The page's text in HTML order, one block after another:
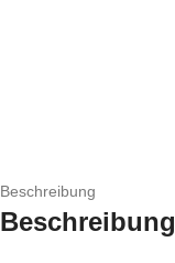
Beschreibung
Beschreibung